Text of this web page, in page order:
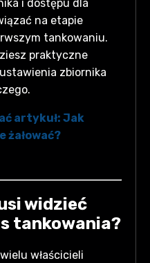
i dostępu dla
na etapie
tankowaniu.
praktyczne
zbiornika
artykuł: Jak
żałować?
widzieć
tankowania?
właścicieli